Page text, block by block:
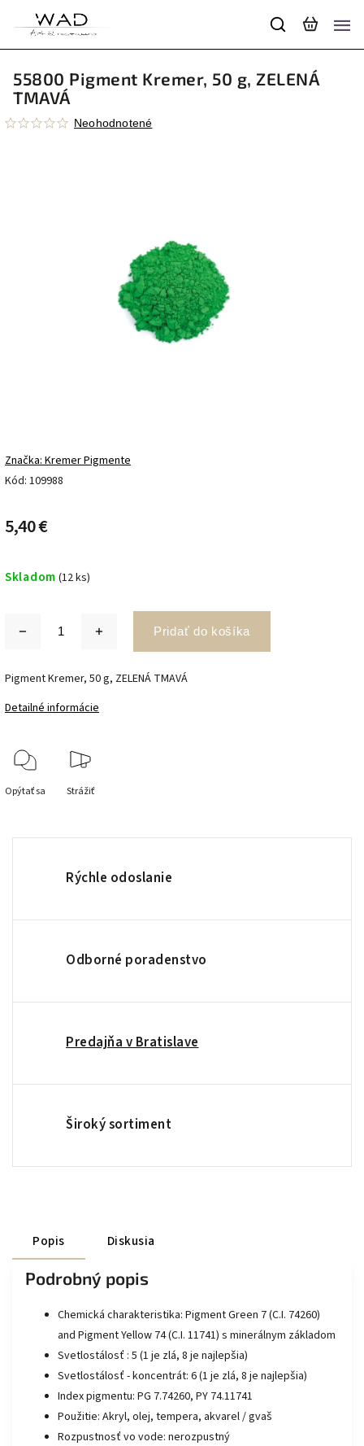
55800 Pigment Kremer, 50 g, ZELENÁ
TMAVÁ
Neohodnotené
Kód: 109988
Značka:Kremer Pigmente
5,40 €
Skladom (12 ks)
Pridať do košíka
Pigment Kremer, 50 g, ZELENÁ TMAVÁ
Detailné informácie
Opýtať sa Strážiť
Rýchle odoslanie
Odborné poradenstvo
Predajňa v Bratislave
Široký sortiment
Popis Diskusia
Podrobný popis
Chemická charakteristika: Pigment Green 7 (C.I. 74260)
and Pigment Yellow 74 (C.I. 11741) s minerálnym základom
Svetlostálosť : 5 (1 je zlá, 8 je najlepšia)
Svetlostálosť - koncentrát: 6 (1 je zlá, 8 je najlepšia)
Index pigmentu: PG 7.74260, PY 74.11741
Použitie: Akryl, olej, tempera, akvarel / gvaš
Rozpustnosť vo vode: nerozpustný